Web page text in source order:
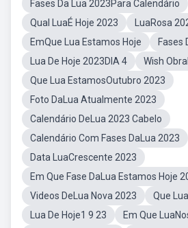
Fases Da Lua 2023Para Calendário
Qual LuaÉ Hoje 2023
LuaRosa
EmQue Lua Estamos Hoje
Fases
Lua De Hoje 2023DIA 4
Wish
Que Lua EstamosOutubro 2023
Foto DaLua Atualmente 2023
Calendário DeLua 2023 Cabelo
Calendário Com Fases DaLua 2023
Data LuaCrescente 2023
Em Que Fase DaLua Estamos Hoje
Videos DeLua Nova 2023
Que
Lua De Hoje1 9 23
Em Que